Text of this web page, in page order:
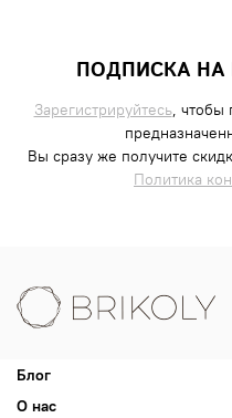
ПОДПИСКА НА
Зарегистрируйтесь, чтобы
Вы сразу же получите
Политика
Блог
О нас